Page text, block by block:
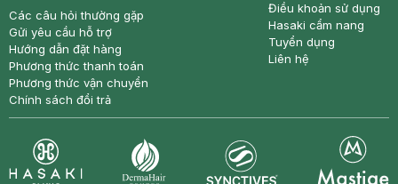
Các câu hỏi thường gặp
Gửi yêu cầu hỗ trợ
Hướng dẫn đặt hàng
Phương thức thanh toán
Phương thức vận chuyển
Chính sách đổi trả
Điều khoản sử dụng
Hasaki cẩm nang
Tuyển dụng
Liên hệ